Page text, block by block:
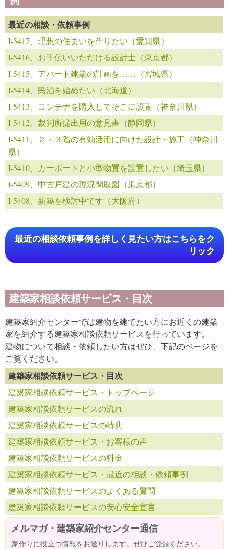
最近の相談・依頼事例
I-5417、理想の住まいを作りたい（愛知県）
I-5416、お手伝いいただける設計士（東京都）
I-5415、アパート建築の計画を……（宮城県）
I-5414、民泊を始めたい（北海道）
I-5413、コンテナを購入してそこに設置（神奈川県）
I-5412、裁判所提出用の意見書（静岡県）
I-5411、２・３階の有効活用に向けた設計・施工（神奈川
県）
I-5410、カーポートと小型物置を設置したい（埼玉県）
I-5409、中古戸建の現況間取図（東京都）
I-5408、新築を検討中です（大阪府）
最近の相談依頼事例を詳しく見たい方はこちらをク
リック
建築家相談依頼サービス・目次
建築家紹介センターでは建物を建てたい方にお近くの建築
家を紹介する建築家相談依頼サービスを行っています。
建物について相談・依頼したい方はぜひ、下記のページを
ご覧ください。
建築家相談依頼サービス・目次
建築家相談依頼サービス・トップページ
建築家相談依頼サービスの流れ
建築家相談依頼サービスの特典
建築家相談依頼サービス・お客様の声
建築家相談依頼サービスの料金
建築家相談依頼サービス・最近の相談・依頼事例
建築家相談依頼サービスのよくある質問
建築家相談依頼サービスの安心安全宣言
メルマガ・建築家紹介センター通信
家作りに役立つ情報をお送りします。ぜひご登録ください。